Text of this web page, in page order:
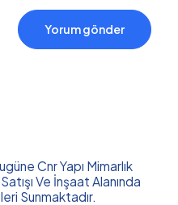
Cnr Yapı Mimarlık
Ve İnşaat Alanında
Sunmaktadır.